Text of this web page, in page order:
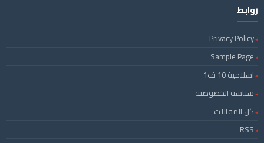
روابط
Privacy Policy
Sample Page
اسلامية 10 ف1
سياسة الخصوصية
كل المقالات
RSS